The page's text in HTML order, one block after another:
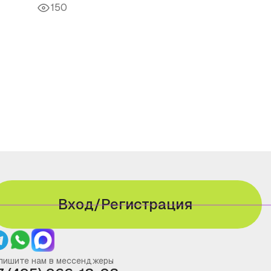
150
Вход/Регистрация
нам в мессенджеры